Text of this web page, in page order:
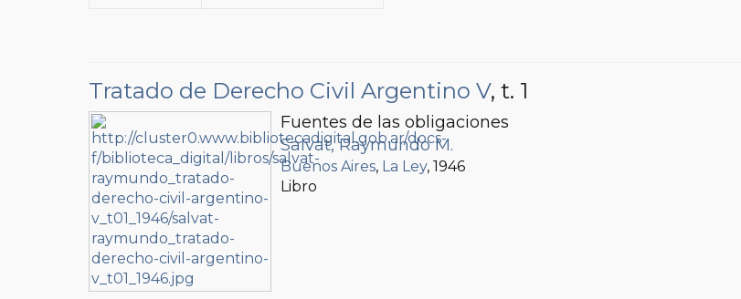
Tratado de Derecho Civil Argentino V, t. 1
Fuentes de las obligaciones
Salvat, Raymundo M.
Buenos Aires, La Ley, 1946
Libro